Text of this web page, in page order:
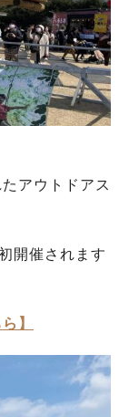
アウトドアス
開催されます
】